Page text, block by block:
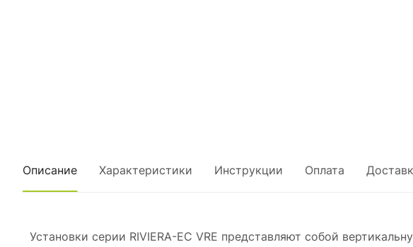
Описание Характеристики Инструкции Оплата
Установки серии RIVIERA-EC VRE представляют собой